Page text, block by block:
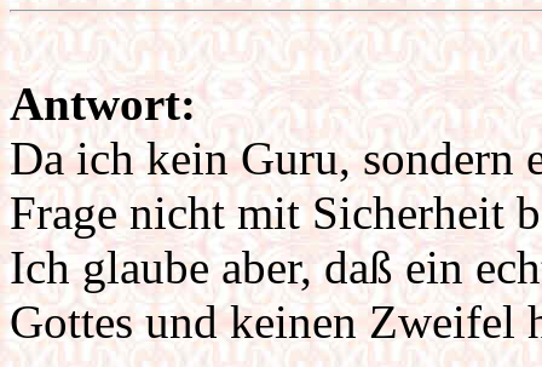
Antwort:
Da ich kein Guru, sondern
Frage nicht mit Sicherheit
Ich glaube aber, daß ein
Gottes und keinen Zweifel